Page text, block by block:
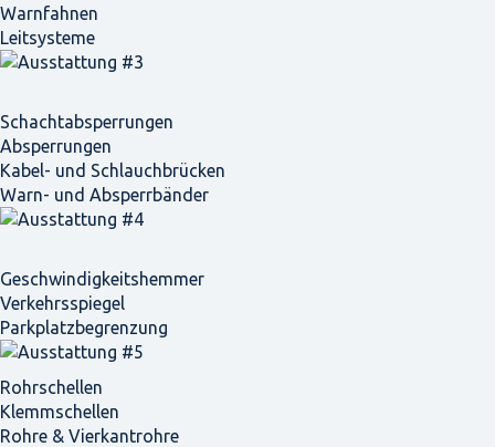
Warnfahnen
Leitsysteme
Schacht­absperrungen
Absperrungen
Kabel- und Schlauchbrücken
Warn- und Absperrbänder
Geschwindigkeits­hemmer
Verkehrsspiegel
Parkplatz­begrenzung
Rohrschellen
Klemmschellen
Rohre & Vierkantrohre